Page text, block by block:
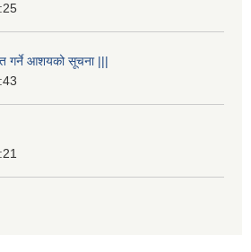
गर्ने आशयको सूचना |||